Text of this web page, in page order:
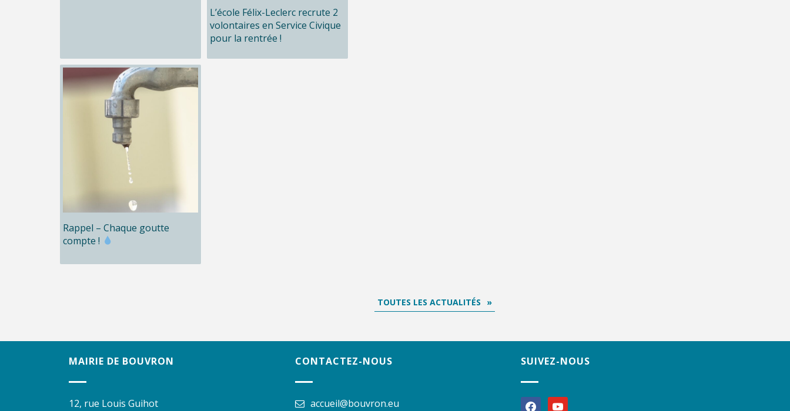
L’école Félix-Leclerc recrute 2
volontaires en Service Civique
pour la rentrée !
Rappel – Chaque goutte
compte !
TOUTES LES ACTUALITÉS
MAIRIE DE BOUVRON
12, rue Louis Guihot
CONTACTEZ-NOUS
accueil@bouvron.eu
SUIVEZ-NOUS
facebookyoutube